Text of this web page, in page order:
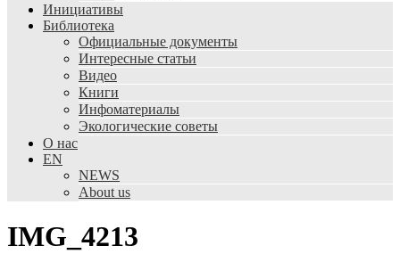
Инициативы
Библиотека
Официальные документы
Интересные статьи
Видео
Книги
Инфоматериалы
Экологические советы
О нас
EN
NEWS
About us
IMG_4213